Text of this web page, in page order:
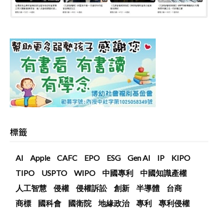
標籤
AI Apple CAFC EPO ESG Gen AI IP
KIPO
TIPO
USPTO WIPO 中國專利
中國知識產權
人工智慧
侵權 侵權訴訟 創新 半導體
台商
商標
國科會 國衛院 地緣政治 專利
專利侵權